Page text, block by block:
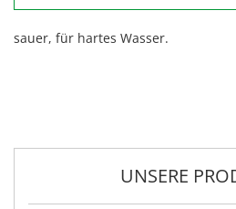
sauer, für hartes Wasser.
UNSERE